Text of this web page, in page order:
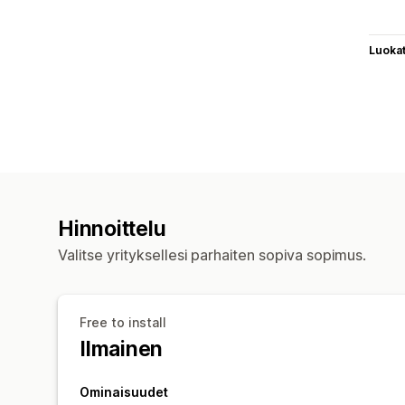
Luokat
Hinnoittelu
Valitse yrityksellesi parhaiten sopiva sopimus.
Free to install
Ilmainen
Ominaisuudet